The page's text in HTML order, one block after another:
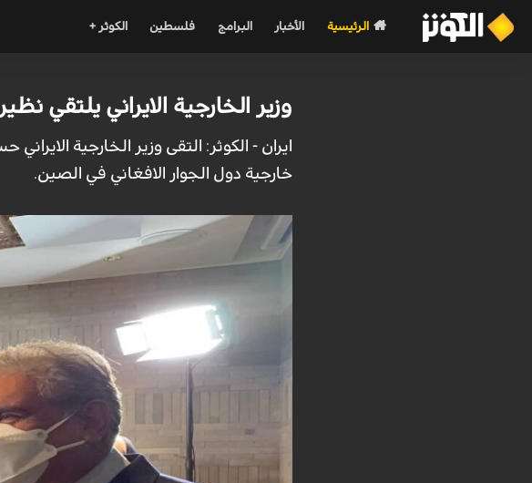
الرئيسية الأخبار البرامج فلسطين الكوثر +
وزير الخارجية الايراني يلتقي
ايران - الكوثر: التقى وزير الخارجية
خارجية دول الجوار الافغاني في الصين.